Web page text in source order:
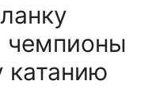
чемпионы
катанию